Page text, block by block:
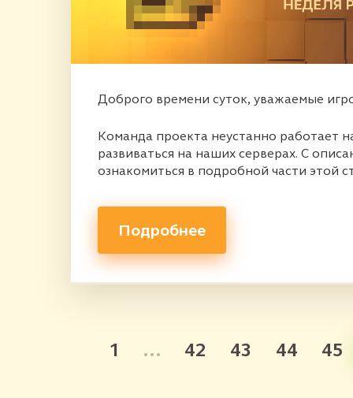
Доброго времени суток, уважаемые
Команда проекта неустанно работает
развиваться на наших серверах. С
ознакомиться в подробной части этой
Подробнее
1 ... 42 43 44 45